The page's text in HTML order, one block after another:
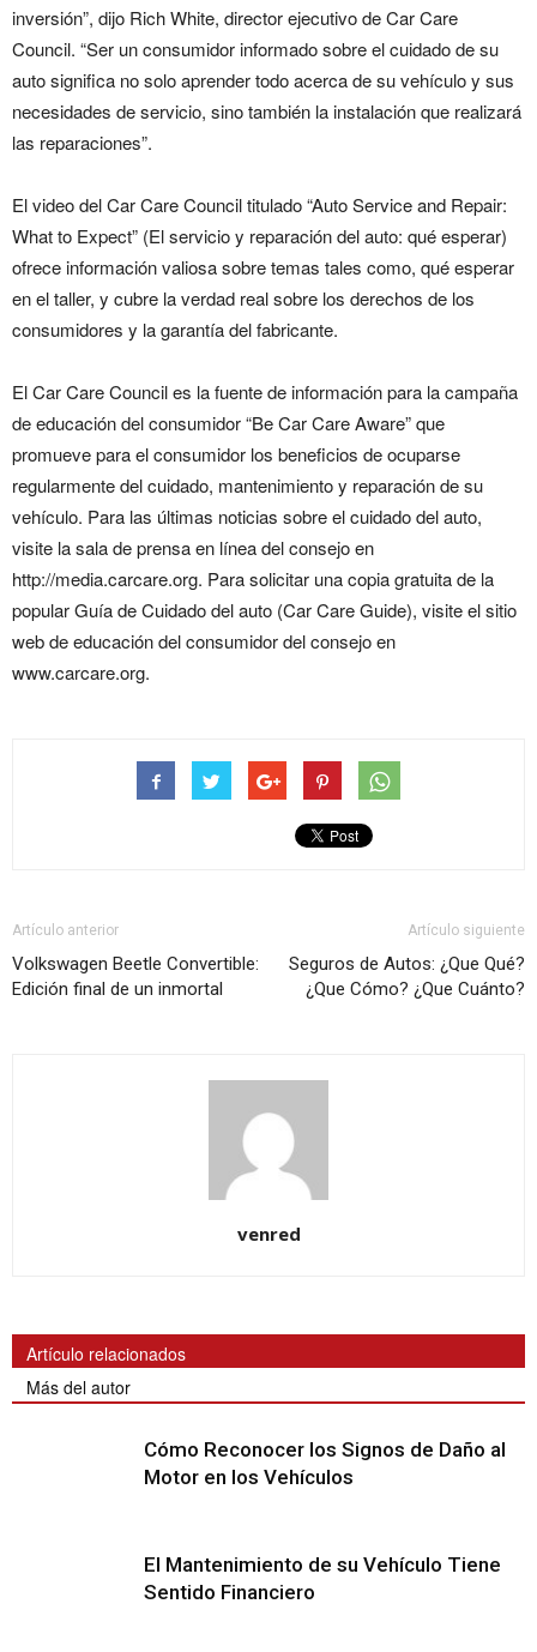
inversión”, dijo Rich White, director ejecutivo de Car Care
Council. “Ser un consumidor informado sobre el cuidado de su
auto significa no solo aprender todo acerca de su vehículo y sus
necesidades de servicio, sino también la instalación que realizará
las reparaciones”.
El video del Car Care Council titulado “Auto Service and Repair:
What to Expect” (El servicio y reparación del auto: qué esperar)
ofrece información valiosa sobre temas tales como, qué esperar
en el taller, y cubre la verdad real sobre los derechos de los
consumidores y la garantía del fabricante.
El Car Care Council es la fuente de información para la campaña
de educación del consumidor “Be Car Care Aware” que
promueve para el consumidor los beneficios de ocuparse
regularmente del cuidado, mantenimiento y reparación de su
vehículo. Para las últimas noticias sobre el cuidado del auto,
visite la sala de prensa en línea del consejo en
http://media.carcare.org. Para solicitar una copia gratuita de la
popular Guía de Cuidado del auto (Car Care Guide), visite el sitio
web de educación del consumidor del consejo en
www.carcare.org.
Artículo anterior
Volkswagen Beetle Convertible:
Edición final de un inmortal
Artículo siguiente
Seguros de Autos: ¿Que Qué?
¿Que Cómo? ¿Que Cuánto?
venred
Artículo relacionados
Más del autor
Cómo Reconocer los Signos de Daño al
Motor en los Vehículos
El Mantenimiento de su Vehículo Tiene
Sentido Financiero